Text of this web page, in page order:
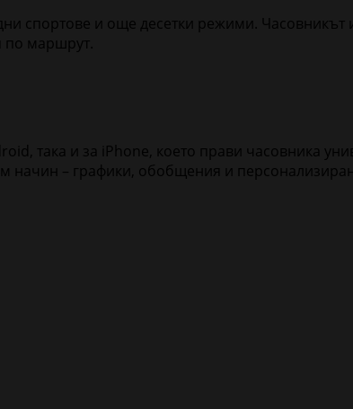
спортове и още десетки режими. Часовникът
по маршрут.
така и за iPhone, което прави часовника
начин – графики, обобщения и